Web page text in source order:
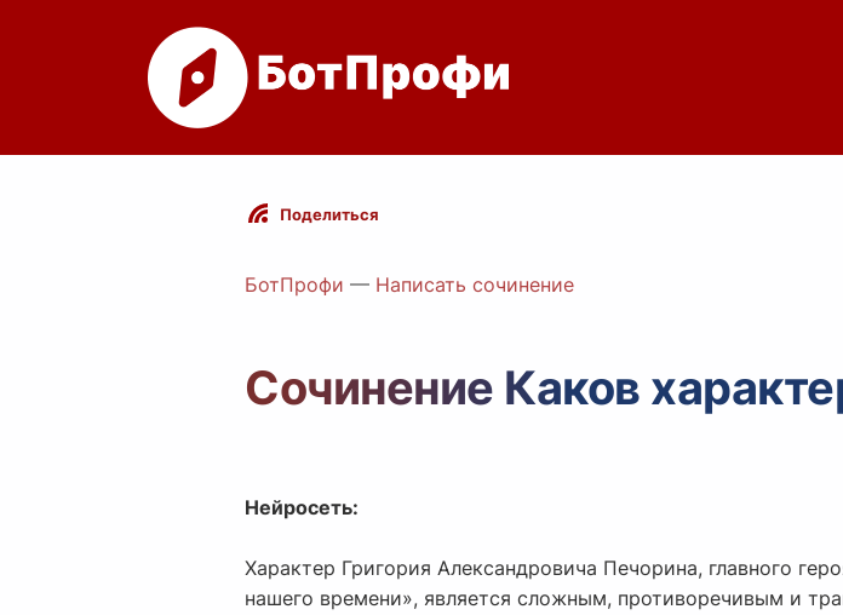
Поделиться
БотПрофи — Написать сочинение
Сочинение Каков
Нейросеть:
Характер Григория Александровича Печорина, главного
нашего времени», является сложным, противоречивым и